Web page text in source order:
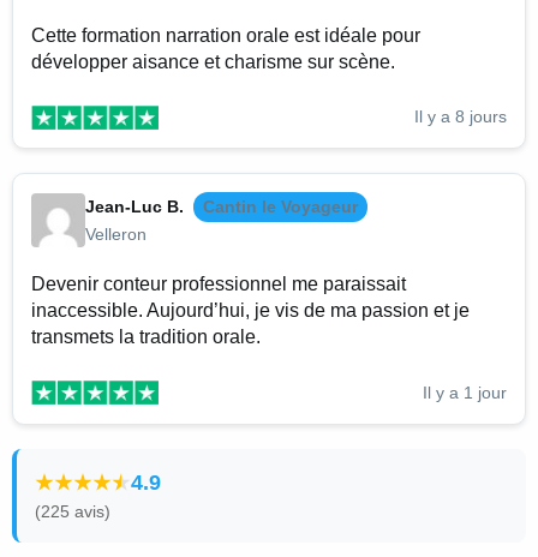
Cette formation narration orale est idéale pour
développer aisance et charisme sur scène.
Il y a 8 jours
Jean-Luc B.
Cantin le Voyageur
Velleron
Devenir conteur professionnel me paraissait
inaccessible. Aujourd’hui, je vis de ma passion et je
transmets la tradition orale.
Il y a 1 jour
4.9
(225 avis)